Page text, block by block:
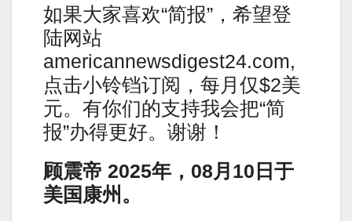
如果大家喜欢“简报”，希望登
陆网站
americannewsdigest24.com,
点击小铃铛订阅，每月仅$2美
元。有你们的支持我会把“简
报”办得更好。谢谢！
顾震帝 2025年， 08月 10 日于
美国康州。